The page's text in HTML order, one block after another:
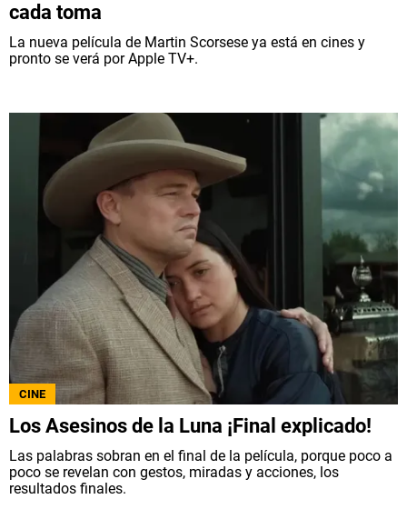
cada toma
La nueva película de Martin Scorsese ya está en cines y
pronto se verá por Apple TV+.
CINE
Los Asesinos de la Luna ¡Final explicado!
Las palabras sobran en el final de la película, porque poco a
poco se revelan con gestos, miradas y acciones, los
resultados finales.